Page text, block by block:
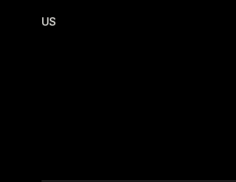
US